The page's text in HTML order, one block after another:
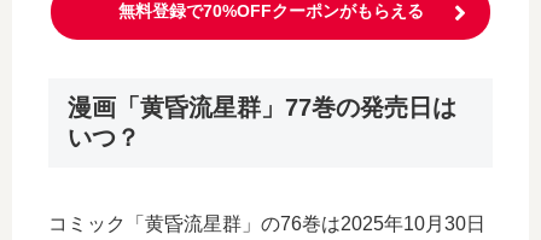
無料登録で70%OFFクーポンがもらえる
漫画「黄昏流星群」77巻の発売日は
いつ？
コミック「黄昏流星群」の76巻は2025年10月30日